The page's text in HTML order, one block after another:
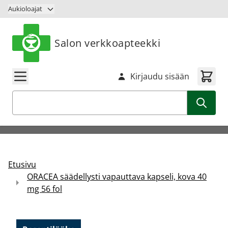
Siirry sisältöön
Aukioloajat
Salon verkkoapteekki
Kirjaudu sisään
Etusivu
ORACEA säädellysti vapauttava kapseli, kova 40
mg 56 fol